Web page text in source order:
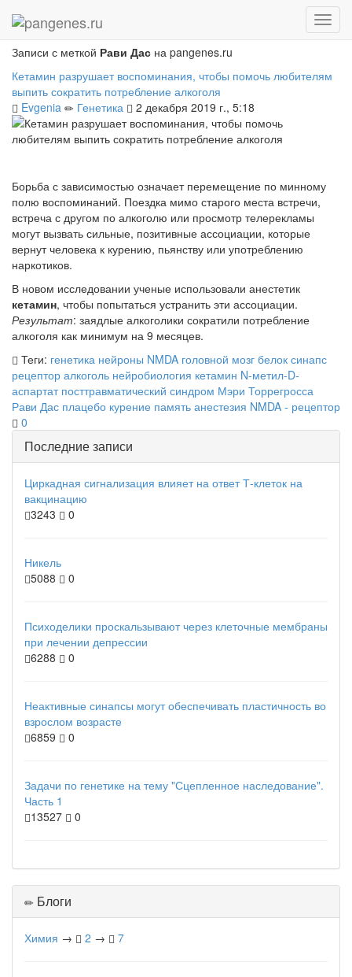
Главная
Записи с меткой Рави Дас на pangenes.ru
Кетамин разрушает воспоминания, чтобы помочь любителям
выпить сократить потребление алкоголя
Evgenia
Генетика 2 декабря 2019 г., 5:18
Борьба с зависимостью означает перемещение по минному
полю воспоминаний. Поездка мимо старого места встречи,
встреча с другом по алкоголю или просмотр телерекламы
могут вызвать сильные, позитивные ассоциации, которые
вернут человека к курению, пьянству или употреблению
наркотиков.
В новом исследовании ученые использовали анестетик
кетамин, чтобы попытаться устранить эти ассоциации.
Результат: заядлые алкоголики сократили потребление
алкоголя как минимум на 9 месяцев.
Теги: генетика нейроны NMDA головной мозг белок синапс
рецептор алкоголь нейробиология кетамин N-метил-D-
аспартат посттравматический синдром Мэри Торрегросса
Рави Дас плацебо курение память анестезия NMDA - рецептор
0
Последние записи
Циркадная сигнализация влияет на ответ Т-клеток на
вакцинацию
3243
0
Никель
5088
0
Психоделики проскальзывают через клеточные мембраны
при лечении депрессии
6288
0
Неактивные синапсы могут обеспечивать пластичность во
взрослом возрасте
6859
0
Задачи по генетике на тему "Сцепленное наследование".
Часть 1
13527
0
Блоги
Химия → 2 → 7